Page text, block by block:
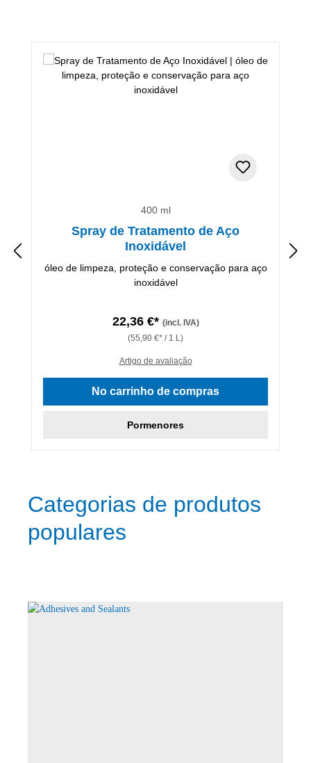
400 ml
Spray de Tratamento de Aço
Inoxidável
óleo de limpeza, proteção e conservação para aço
inoxidável
22,36 €* (incl. IVA)
(55,90 €* / 1 L)
Artigo de avaliação
No carrinho de compras
Pormenores
Categorias de produtos
populares